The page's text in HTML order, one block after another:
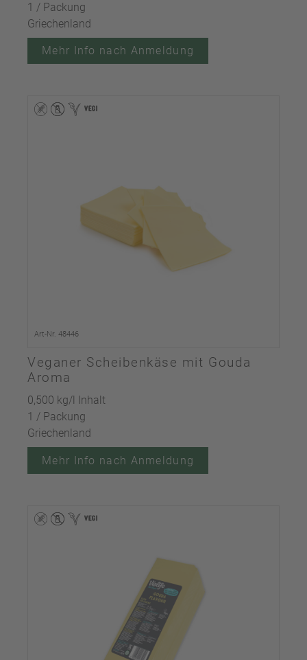
1 / Packung
Griechenland
Mehr Info nach Anmeldung
Art-Nr. 48446
Veganer Scheibenkäse mit Gouda
Aroma
0,500 kg/l Inhalt
1 / Packung
Griechenland
Mehr Info nach Anmeldung